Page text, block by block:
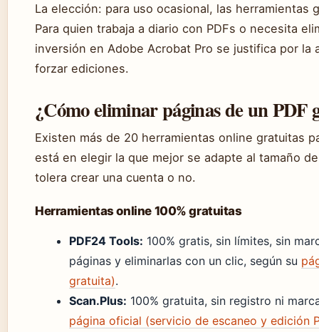
La elección: para uso ocasional, las
Para quien trabaja a diario con PDFs o necesita
inversión en Adobe Acrobat Pro se justifica por la
forzar ediciones.
¿Cómo eliminar páginas de un PDF
Existen más de 20 herramientas online gratuitas
está en elegir la que mejor se adapte al tamaño
tolera crear una cuenta o no.
Herramientas online 100% gratuitas
PDF24 Tools: 100% gratis, sin límites, sin
páginas y eliminarlas con un clic, según su
gratuita).
Scan.Plus: 100% gratuita, sin registro ni
página oficial (servicio de escaneo y edición